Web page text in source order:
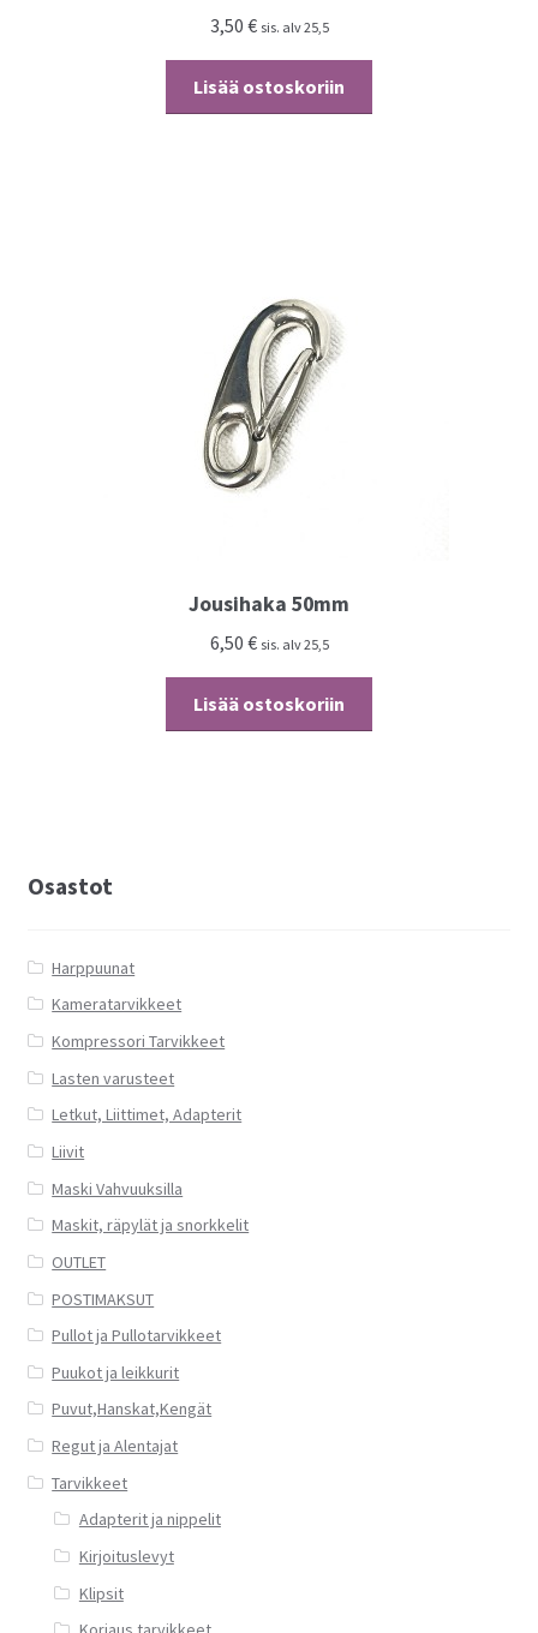
3,50 € sis. alv 25,5
Lisää ostoskoriin
Jousihaka 50mm
6,50 € sis. alv 25,5
Lisää ostoskoriin
Osastot
Harppuunat
Kameratarvikkeet
Kompressori Tarvikkeet
Lasten varusteet
Letkut, Liittimet, Adapterit
Liivit
Maski Vahvuuksilla
Maskit, räpylät ja snorkkelit
OUTLET
POSTIMAKSUT
Pullot ja Pullotarvikkeet
Puukot ja leikkurit
Puvut,Hanskat,Kengät
Regut ja Alentajat
Tarvikkeet
Adapterit ja nippelit
Kirjoituslevyt
Klipsit